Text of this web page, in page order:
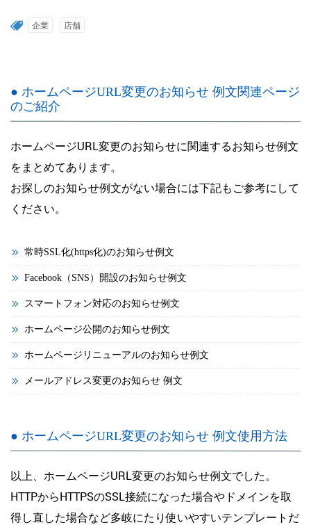
企業 店舗
● ホームページURL変更のお知らせ 例文関連ページ
のご紹介
ホームページURL変更のお知らせに関連するお知らせ例文
をまとめてあります。
お探しのお知らせ例文がない場合には下記もご参考にして
ください。
常時SSL化(https化)のお知らせ例文
Facebook（SNS）開設のお知らせ例文
スマートフォン対応のお知らせ例文
ホームページ公開のお知らせ例文
ホームページリニューアルのお知らせ例文
メールアドレス変更のお知らせ 例文
● ホームページURL変更のお知らせ 例文使用方法
以上、ホームページURL変更のお知らせ例文でした。
HTTPからHTTPSのSSL接続になった場合やドメインを取
得し直した場合など多岐にたり使いやすいテンプレートだ